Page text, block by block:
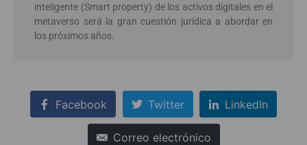
inteligente (Smart property) de los activos digitales en el
metaverso será la gran cuestión jurídica a abordar en
los próximos años.
Facebook Twitter LinkedIn
Correo electrónico